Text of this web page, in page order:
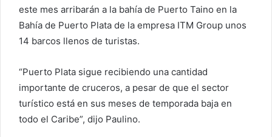
este mes arribarán a la bahía de Puerto Taino en la
Bahía de Puerto Plata de la empresa ITM Group unos
14 barcos llenos de turistas.
“Puerto Plata sigue recibiendo una cantidad
importante de cruceros, a pesar de que el sector
turístico está en sus meses de temporada baja en
todo el Caribe”, dijo Paulino.